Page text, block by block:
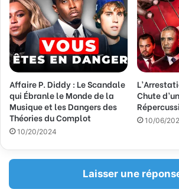
Affaire P. Diddy : Le Scandale
qui Ébranle le Monde de la
Musique et les Dangers des
Théories du Complot
10/20/2024
Chute
10/06/
Laisser une